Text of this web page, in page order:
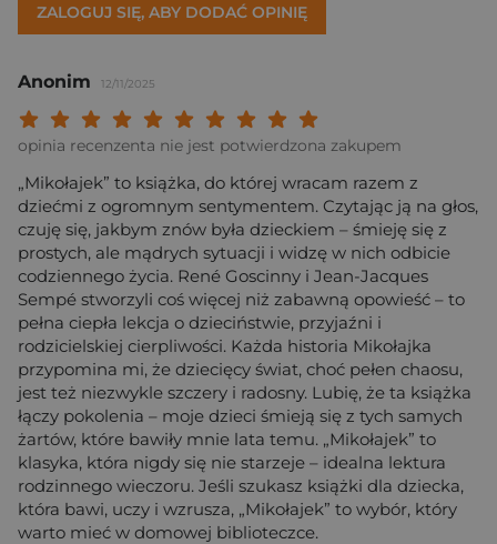
ZALOGUJ SIĘ, ABY DODAĆ OPINIĘ
Anonim 12/11/2025
Twoja ocena:
Twoja ocena: Wybitna 9/
Twoja ocena: Rewelacyjna 8/
Twoja ocena: Bardzo dobra 7/10"
Twoja ocena: Dobra 6/10"
Twoja ocena: Przeciętna 5/10"
Twoja ocena: Może być 4/10"
Twoja ocena: Słaba 3/10"
Twoja ocena: Bardzo słaba 2/10"
Twoja ocena: Beznadziejna 1/10"
opinia recenzenta nie jest potwierdzona zakupem
„Mikołajek” to książka, do której wracam razem z
dziećmi z ogromnym sentymentem. Czytając ją na głos,
czuję się, jakbym znów była dzieckiem – śmieję się z
prostych, ale mądrych sytuacji i widzę w nich odbicie
codziennego życia. René Goscinny i Jean-Jacques
Sempé stworzyli coś więcej niż zabawną opowieść – to
pełna ciepła lekcja o dzieciństwie, przyjaźni i
rodzicielskiej cierpliwości. Każda historia Mikołajka
przypomina mi, że dziecięcy świat, choć pełen chaosu,
jest też niezwykle szczery i radosny. Lubię, że ta książka
łączy pokolenia – moje dzieci śmieją się z tych samych
żartów, które bawiły mnie lata temu. „Mikołajek” to
klasyka, która nigdy się nie starzeje – idealna lektura
rodzinnego wieczoru. Jeśli szukasz książki dla dziecka,
która bawi, uczy i wzrusza, „Mikołajek” to wybór, który
warto mieć w domowej biblioteczce.